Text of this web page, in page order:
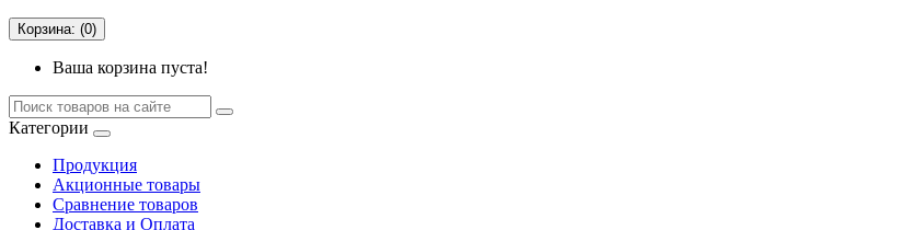
Корзина: (0)
Ваша корзина пуста!
Категории
Продукция
Акционные товары
Сравнение товаров
Доставка и Оплата